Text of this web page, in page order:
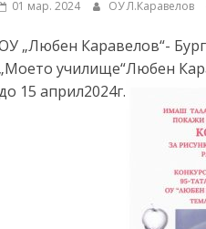
ресурси
01 мар. 2024 ОУ Л.Каравелов
„Любен Каравелов“-
„Моето училище“Любен
15 април2024г.